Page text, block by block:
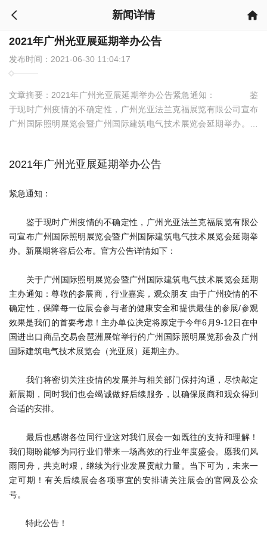
 新闻详情 
2021年广州光亚展延期举办公告
发布时间：2021-06-30 11:04:17
文章摘要： 2021年广州光亚展延期举办公告紧急通知： 鉴
于现时广州疫情的不确定性，广州光亚法兰克福展览有限公司宣布
广州国际照明展览会暨广州国际建筑电气技术展览会延期举办。新
商，行业嘉宾，观众朋友 由于广州疫情的不确定性，保障每一位展
2021年广州光亚展延期举办公告
紧急通知：
鉴于现时广州疫情的不确定性，广州光亚法兰克福展览有限公
司宣布广州国际照明展览会暨广州国际建筑电气技术展览会延期举
办。新展期将容后公布。官方公告详情如下：
关于广州国际照明展览会暨广州国际建筑电气技术展览会延期
主办通知：尊敬的参展商，行业嘉宾，观众朋友 由于广州疫情的不
确定性，保障每一位展会参与者的健康安全和提供最佳的参展/参观
效果是我们的首要考虑！主办单位决定将原定于今年6月9-12日在中
国进出口商品交易会琶洲展馆举行的广州国际照明展览那会及广州
国际建筑电气技术展览会（光亚展）延期主办。
我们将密切关注疫情的发展并与相关部门保持沟通，尽快敲定
新展期，同时我们也会竭诚做好后续服务，以确保展商和观众得到
合适的安排。
最后也感谢各位同行业这对我们展会一如既往的支持和理解！
我们期盼能够为同行业们带来一场高效的行业年度盛会。愿我们风
雨同舟，共克时艰，继续为行业发展贡献力量。当下可为，未来一
定可期！有关后续展会各项事宜的安排请关注展会的官网及公众
号。
特此公告！